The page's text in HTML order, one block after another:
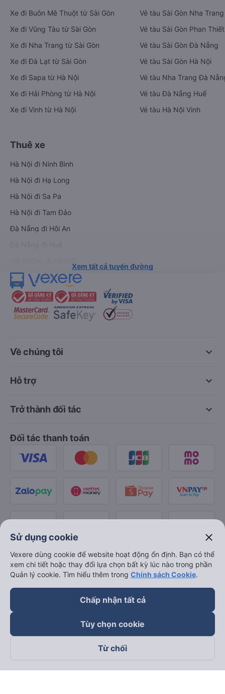
Xe đi Buôn Mê Thuột từ Sài Gòn
Xe đi Vũng Tàu từ Sài Gòn
Xe đi Nha Trang từ Sài Gòn
Xe đi Đà Lạt từ Sài Gòn
Xe đi Sapa từ Hà Nội
Xe đi Hải Phòng từ Hà Nội
Xe đi Vinh từ Hà Nội
Vé tàu Sài Gòn Nha Trang
Vé tàu Sài Gòn Phan Thiết
Vé tàu Sài Gòn Đà Nẵng
Vé tàu Sài Gòn Hà Nội
Vé tàu Nha Trang Đà
Vé tàu Đà Nẵng Huế
Vé tàu Hà Nội Vinh
Thuê xe
Hà Nội đi Ninh Bình
Hà Nội đi Hạ Long
Hà Nội đi Sa Pa
Hà Nội đi Tam Đảo
Đà Nẵng đi Hội An
Xem tất cả tuyến đường
keyboard_arrow_down
Về chúng tôi
keyboard_arrow_down
Hỗ trợ
keyboard_arrow_down
Trở thành đối tác
Đối tác thanh toán
Theo dõi chúng tôi trên
Sử dụng cookie close
Vexere dùng cookie để website hoạt động ổn định. Bạn có thể
xem chi tiết hoặc thay đổi lựa chọn bất kỳ lúc nào trong phần
Quản lý cookie. Tìm hiểu thêm trong Chính sách Cookie.
Chấp nhận tất cả
Tùy chọn cookie
Từ chối